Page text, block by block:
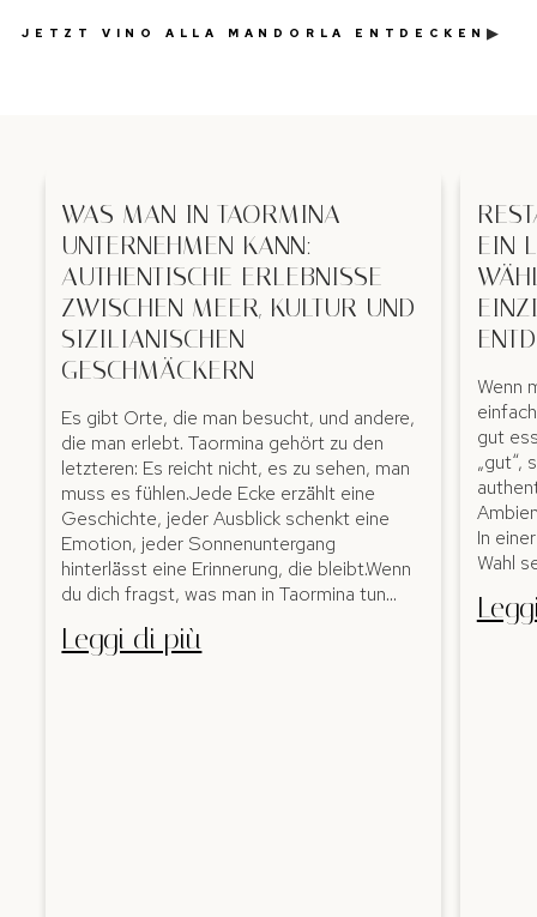
JETZT VINO ALLA MANDORLA ENTDECKEN▶
WAS MAN IN TAORMINA
UNTERNEHMEN KANN:
AUTHENTISCHE ERLEBNISSE
ZWISCHEN MEER, KULTUR UND
SIZILIANISCHEN
GESCHMÄCKERN
Es gibt Orte, die man besucht, und andere,
die man erlebt. Taormina gehört zu den
letzteren: Es reicht nicht, es zu sehen, man
muss es fühlen.Jede Ecke erzählt eine
Geschichte, jeder Ausblick schenkt eine
Emotion, jeder Sonnenuntergang
hinterlässt eine Erinnerung, die bleibt.Wenn
du dich fragst, was man in Taormina tun…
Leggi di più
EIN
Wenn
gut
„gut“,
In
Wahl